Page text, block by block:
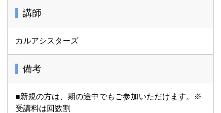
講師
カルアシスターズ
備考
■新規の方は、期の途中でもご参加いただけます。※
受講料は回数割